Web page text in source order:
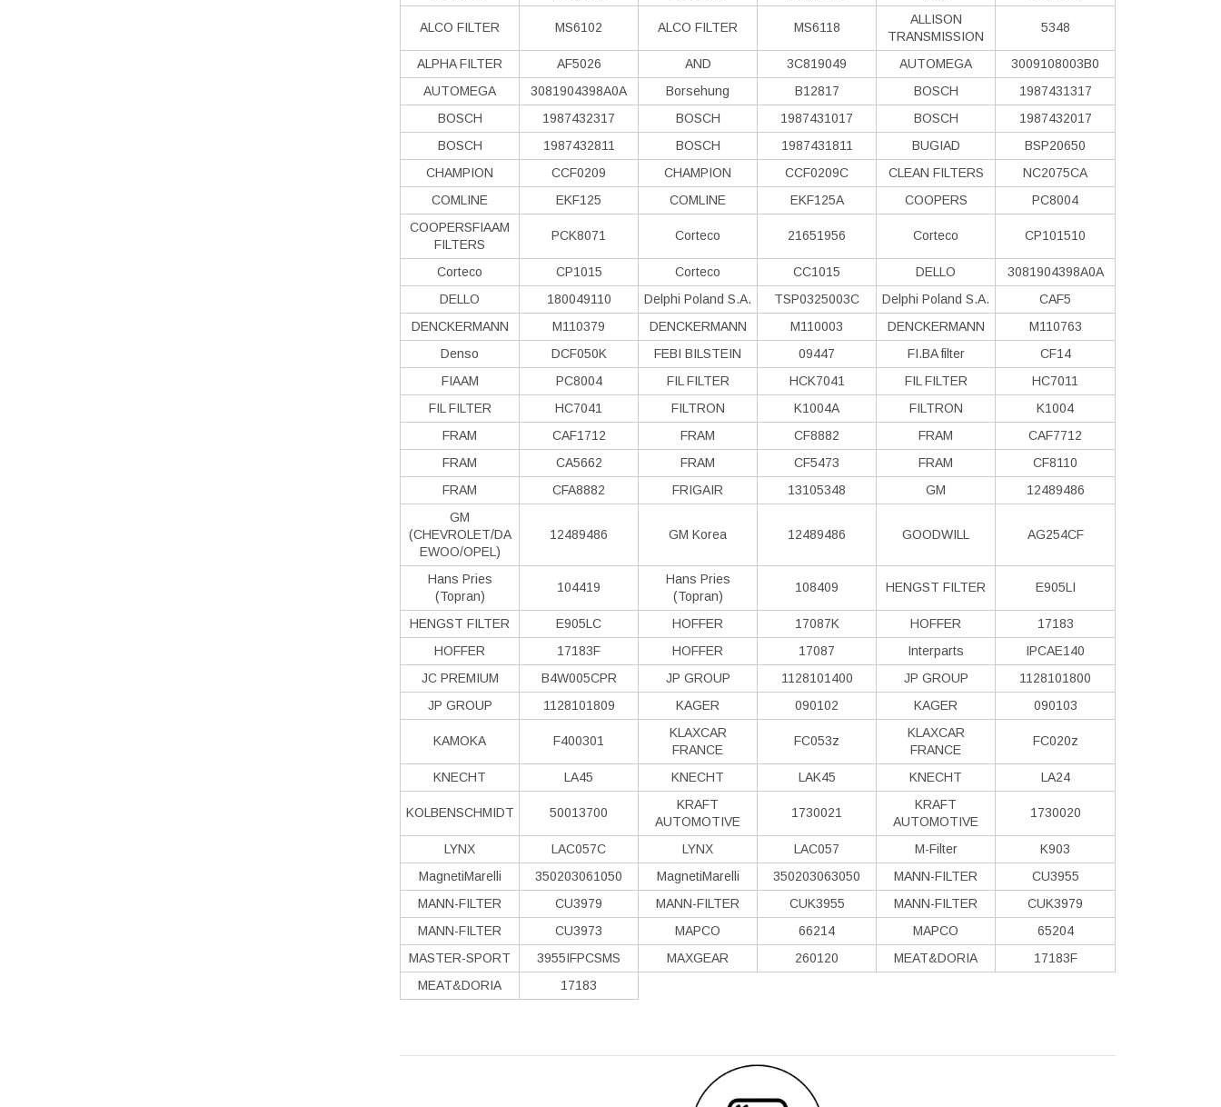
ALCO FILTER MS6102 ALCO FILTER MS6118
ALLISON
TRANSMISSION
5348
ALPHA FILTER AF5026 AND 3C819049 AUTOMEGA
3009108003B0
AUTOMEGA
3081904398A0A Borsehung B12817 BOSCH
1987431317
BOSCH
1987432317 BOSCH 1987431017 BOSCH
1987432017
BOSCH
1987432811 BOSCH 1987431811 BUGIAD
BSP20650
CHAMPION
CCF0209 CHAMPION CCF0209C CLEAN FILTERS
NC2075CA
COMLINE
EKF125 COMLINE EKF125A COOPERS
PC8004
COOPERSFIAAM
FILTERS
PCK8071 Corteco 21651956 Corteco CP101510
Corteco CP1015 Corteco CC1015 DELLO
3081904398A0A
DELLO
180049110 Delphi Poland S.А. TSP0325003C Delphi Poland S.А.
CAF5
DENCKERMANN
M110379 DENCKERMANN M110003 DENCKERMANN
M110763
Denso
DCF050K FEBI BILSTEIN 09447 FI.BA filter
CF14
FIAAM
PC8004 FIL FILTER HCK7041 FIL FILTER
HC7011
FIL FILTER
HC7041 FILTRON K1004A FILTRON
K1004
FRAM
CAF1712 FRAM CF8882 FRAM
CAF7712
FRAM
CA5662 FRAM CF5473 FRAM
CF8110
FRAM
CFA8882 FRIGAIR 13105348 GM
12489486
GM
(CHEVROLET/DA
EWOO/OPEL)
12489486 GM Korea 12489486 GOODWILL AG254CF
Hans Pries
(Topran)
104419
Hans Pries
(Topran)
108409 HENGST FILTER E905LI
HENGST FILTER E905LC HOFFER 17087K HOFFER
17183
HOFFER
17183F HOFFER 17087 Interparts
IPCAE140
JC PREMIUM
B4W005CPR JP GROUP 1128101400 JP GROUP
1128101800
JP GROUP
1128101809 KAGER 090102 KAGER 090103
KAMOKA F400301
KLAXCAR
FRANCE
FC053z
KLAXCAR
FRANCE
FC020z
KNECHT LA45 KNECHT LAK45 KNECHT LA24
KOLBENSCHMIDT 50013700
KRAFT
AUTOMOTIVE
1730021
KRAFT
AUTOMOTIVE
1730020
LYNX LAC057C LYNX LAC057 M-Filter
K903
MagnetiMarelli
350203061050 MagnetiMarelli 350203063050 MANN-FILTER
CU3955
MANN-FILTER
CU3979 MANN-FILTER CUK3955 MANN-FILTER
CUK3979
MANN-FILTER
CU3973 MAPCO 66214 MAPCO
65204
MASTER-SPORT
3955IFPCSMS MAXGEAR 260120 MEAT&DORIA
17183F
MEAT&DORIA
17183